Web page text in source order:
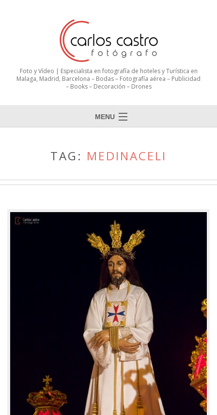
Foto y Vídeo | Especialista en fotografía de hoteles y Turística en
Malaga, Madrid, Barcelona – Bodas – Fotografía aérea – Publicidad
– Books – Decoración – Drones
MENU
TAG: MEDINACELI